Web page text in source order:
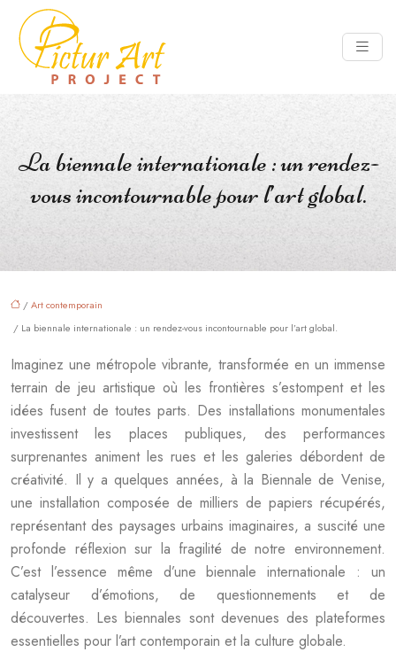
La biennale internationale : un rendez-
vous incontournable pour l’art global.
/Art contemporain
/ La biennale internationale : un rendez-vous incontournable pour l’art global.
Imaginez une métropole vibrante, transformée en un immense
terrain de jeu artistique où les frontières s’estompent et les
idées fusent de toutes parts. Des installations monumentales
investissent les places publiques, des performances
surprenantes animent les rues et les galeries débordent de
créativité. Il y a quelques années, à la Biennale de Venise,
une installation composée de milliers de papiers récupérés,
représentant des paysages urbains imaginaires, a suscité une
profonde réflexion sur la fragilité de notre environnement.
C’est l’essence même d’une biennale internationale : un
catalyseur d’émotions, de questionnements et de
découvertes. Les biennales sont devenues des plateformes
essentielles pour l’art contemporain et la culture globale.